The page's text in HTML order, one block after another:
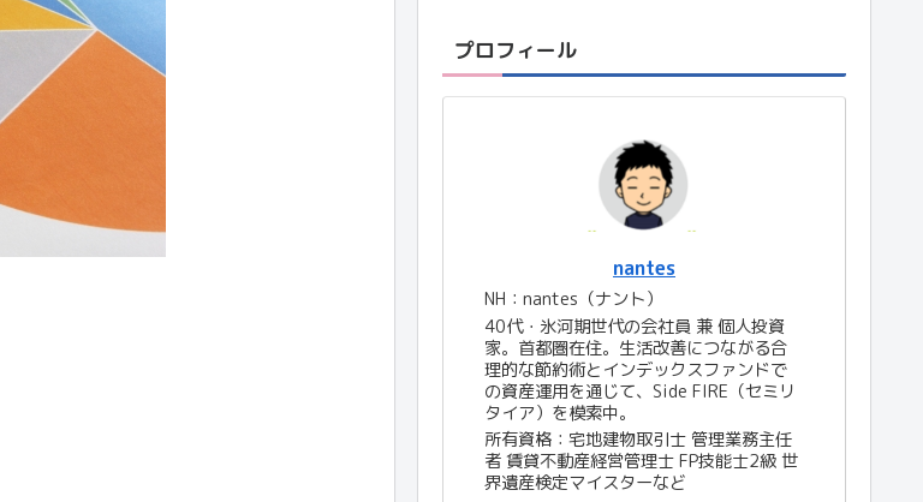
プロフィール
nantes
NH：nantes（ナント）
40代・氷河期世代の会社員 兼 個人投資
家。首都圏在住。生活改善につながる合
理的な節約術とインデックスファンドで
の資産運用を通じて、Side FIRE（セミリ
タイア）を模索中。
所有資格：宅地建物取引士 管理業務主任
者 賃貸不動産経営管理士 FP技能士2級 世
界遺産検定マイスターなど